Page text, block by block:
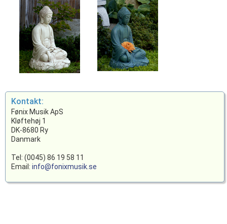
Kontakt:
Fønix Musik ApS
Kløftehøj 1
DK-8680 Ry
Danmark
Tel: (0045) 86 19 58 11
Email: info@fonixmusik.se